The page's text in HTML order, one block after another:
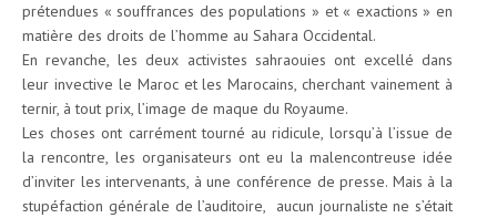
prétendues « souffrances des populations » et « exactions » en
matière des droits de l’homme au Sahara Occidental.
En revanche, les deux activistes sahraouies ont excellé dans
leur invective le Maroc et les Marocains, cherchant vainement à
ternir, à tout prix, l’image de maque du Royaume.
Les choses ont carrément tourné au ridicule, lorsqu’à l’issue de
la rencontre, les organisateurs ont eu la malencontreuse idée
d’inviter les intervenants, à une conférence de presse. Mais à la
stupéfaction générale de l’auditoire, aucun journaliste ne s’était